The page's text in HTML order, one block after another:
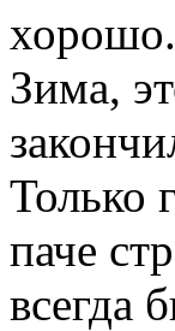
Зима,
Только
паче
всегда